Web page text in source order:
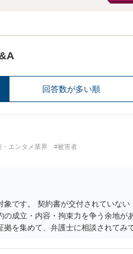
回答数が多い順
・エンタメ業界 #被害者
です。 契約書が交付されていな
の成立・内容・拘束力を争う余地が
を集めて、弁護士に相談されてみ